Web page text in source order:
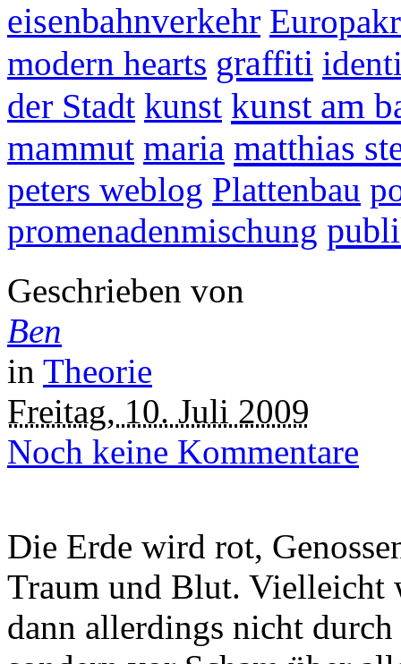
eisenbahnverkehr
modern hearts graffiti
der Stadt kunst kunst am
mammut maria matthias
peters weblog Plattenbau
promenadenmischung
Geschrieben von
Ben
in Theorie
Freitag, 10. Juli 2009
Noch keine Kommentare
Die Erde wird rot,
Traum und Blut. Vielleicht
dann allerdings nicht